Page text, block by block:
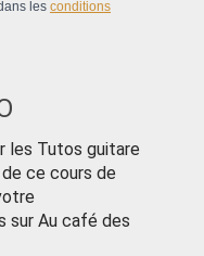
les conditions
les Tutos guitare
ce cours de
sur Au café des